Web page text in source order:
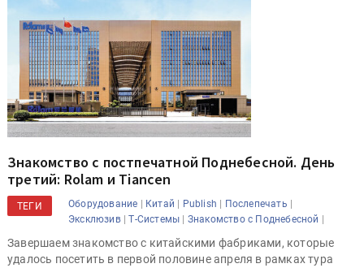
Знакомство с постпечатной Поднебесной. День
третий: Rolam и Tiancen
ТЕГИ Оборудование | Китай | Publish | Послепечать |
Эксклюзив|Т-Системы | Знакомство с Поднебесной |
Завершаем знакомство с китайскими фабриками, которые
удалось посетить в первой половине апреля в рамках тура